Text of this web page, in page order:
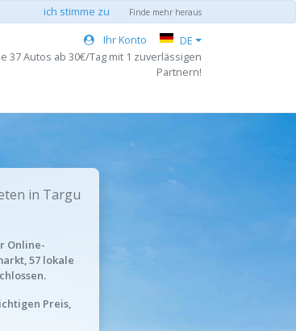
ich stimme zu Finde mehr heraus
Ihr Konto
DE
37 Autos ab 30€/Tag mit 1 zuverlässigen
Partnern!
in Targu
Online-
57 lokale
Preis,